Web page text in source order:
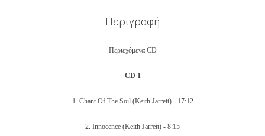
Περιγραφή
Περιεχόμενα CD
CD 1
1. Chant Of The Soil (Keith Jarrett) - 17:12
2. Innocence (Keith Jarrett) - 8:15